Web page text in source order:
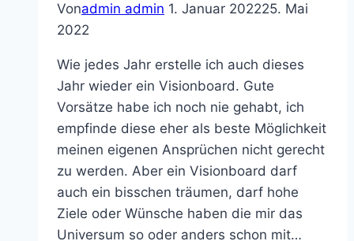
Vonadmin admin 1. Januar 202225. Mai
2022
Wie jedes Jahr erstelle ich auch dieses
Jahr wieder ein Visionboard. Gute
Vorsätze habe ich noch nie gehabt, ich
empfinde diese eher als beste Möglichkeit
meinen eigenen Ansprüchen nicht gerecht
zu werden. Aber ein Visionboard darf
auch ein bisschen träumen, darf hohe
Ziele oder Wünsche haben die mir das
Universum so oder anders schon mit…